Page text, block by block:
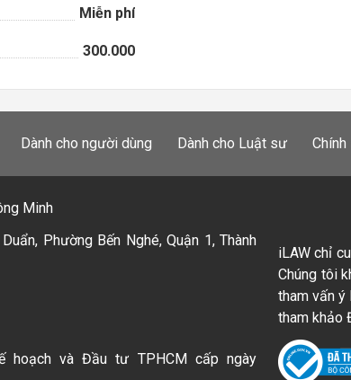
Miễn phí
300.000
Dành cho người dùng Dành cho Luật sư
Minh
Phường Bến Nghé, Quận 1, Thành
hoạch và Đầu tư TPHCM cấp ngày
iLAW chỉ
Chúng tôi
tham vấn ý
tham khảo